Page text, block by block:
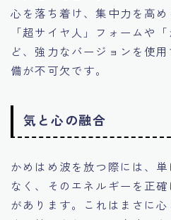
心を落ち着け、集中力を高
「超サイヤ人」フォームや
ど、強力なバージョンを使
備が不可欠です。
気と心の融合
かめはめ波を放つ際には、
なく、そのエネルギーを正
があります。これはまさに